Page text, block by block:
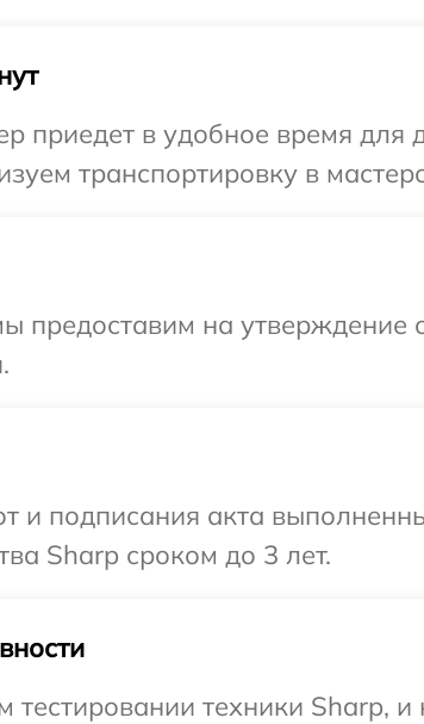
в удобное время для
транспортировку в
предоставим на утверждение
и подписания акта
Sharp сроком до 3 лет.
техники Sharp, и